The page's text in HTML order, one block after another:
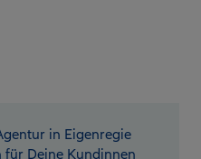
in Eigenregie
Deine Kundinnen